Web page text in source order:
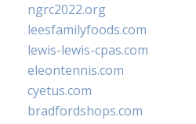
ngrc2022.org
leesfamilyfoods.com
lewis-lewis-cpas.com
eleontennis.com
cyetus.com
bradfordshops.com